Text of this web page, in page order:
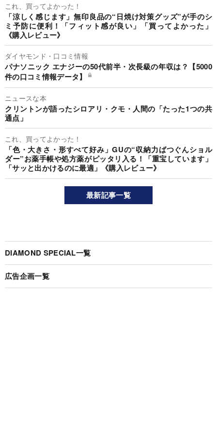
これ、買ってよかった！
「涼しく感じます」無印良品の“日焼け対策グッズ”が手のシ
ミ予防に便利！「フィット感が良い」「買ってよかった」
《購入レビュー》
ダイヤモンド・口コミ情報
パナソニック エナジーの50代前半・次長級の年収は？【5000
件の口コミ情報データ】
ニュースな本
クリントンが語ったシロアリ・クモ・人間の「たった1つの共
通点」
これ、買ってよかった！
「色・大きさ・形すべて好み」GUの“収納力ばつぐんショル
ダー”お薬手帳や処方薬がピッタリ入る！「重宝しています」
「サッと出かけるのに最適」《購入レビュー》
最新記事一覧
DIAMOND SPECIAL一覧
広告企画一覧